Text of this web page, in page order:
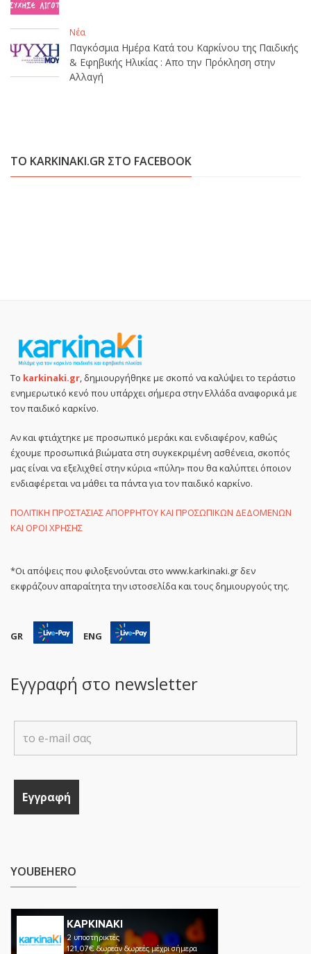
Νέα
Παγκόσμια Ημέρα Κατά του Καρκίνου της Παιδικής
& Εφηβικής Ηλικίας : Απο την Πρόκληση στην
Αλλαγή
ΤΟ KARKINAKI.GR ΣΤΟ FACEBOOK
Το karkinaki.gr , δημιουργήθηκε με σκοπό να καλύψει το τεράστιο
ενημερωτικό κενό που υπάρχει σήμερα στην Ελλάδα αναφορικά με
τον παιδικό καρκίνο.
Αν και φτιάχτηκε με προσωπικό μεράκι και ενδιαφέρον, καθώς
έχουμε προσωπικά βιώματα στη συγκεκριμένη ασθένεια, σκοπός
μας είναι να εξελιχθεί στην κύρια «πύλη» που θα καλύπτει όποιον
ενδιαφέρεται να μάθει τα πάντα για τον παιδικό καρκίνο.
ΠΟΛΙΤΙΚΗ ΠΡΟΣΤΑΣΙΑΣ ΑΠΟΡΡΗΤΟΥ ΚΑΙ ΠΡΟΣΩΠΙΚΩΝ ΔΕΔΟΜΕΝΩΝ
ΚΑΙ ΟΡΟΙ ΧΡΗΣΗΣ
*Οι απόψεις που φιλοξενούνται στο www.karkinaki.gr δεν
εκφράζουν απαραίτητα την ιστοσελίδα και τους δημιουργούς της.
GR ENG
Εγγραφή στο newsletter
YOUBEHERO